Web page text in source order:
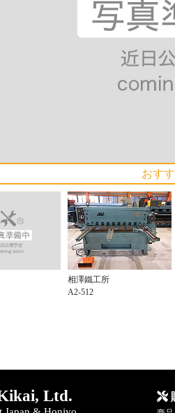
おす
相澤鐵工所
A2-512
Ltd.